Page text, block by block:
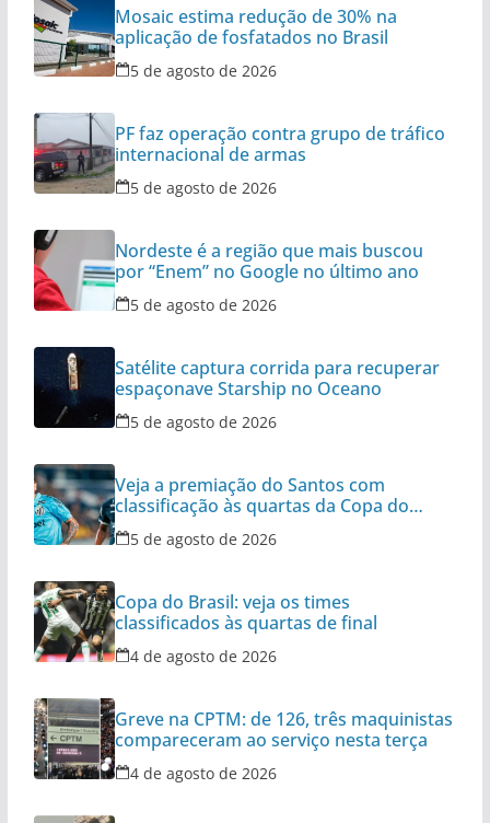
Mosaic estima redução de 30% na
aplicação de fosfatados no Brasil
5 de agosto de 2026
PF faz operação contra grupo de tráfico
internacional de armas
5 de agosto de 2026
Nordeste é a região que mais buscou
por “Enem” no Google no último ano
5 de agosto de 2026
Satélite captura corrida para recuperar
espaçonave Starship no Oceano
5 de agosto de 2026
Veja a premiação do Santos com
classificação às quartas da Copa do
Brasil
5 de agosto de 2026
Copa do Brasil: veja os times
classificados às quartas de final
4 de agosto de 2026
Greve na CPTM: de 126, três maquinistas
compareceram ao serviço nesta terça
4 de agosto de 2026